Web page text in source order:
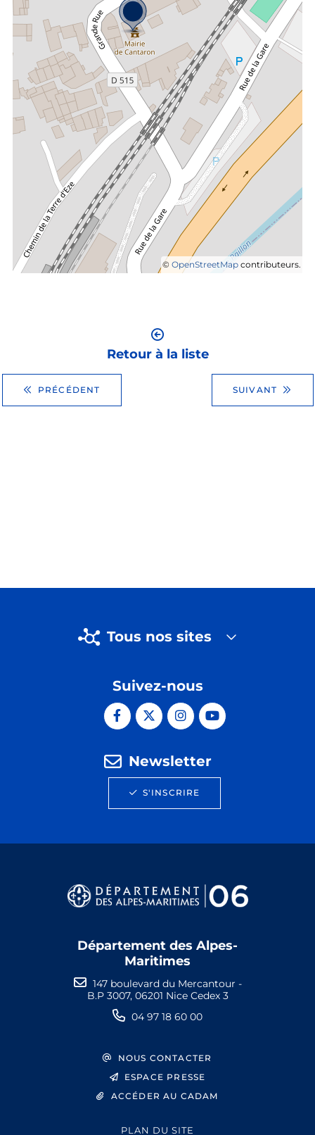
© OpenStreetMap contributeurs.
PRÉCÉDENT
Retour à la liste
SUIVANT
Tous nos sites
Suivez-nous
Newsletter
S'INSCRIRE
Département des Alpes-
Maritimes
147 boulevard du Mercantour -
B.P 3007, 06201 Nice Cedex 3
04 97 18 60 00
NOUS CONTACTER
ESPACE PRESSE
ACCÉDER AU CADAM
PLAN DU SITE